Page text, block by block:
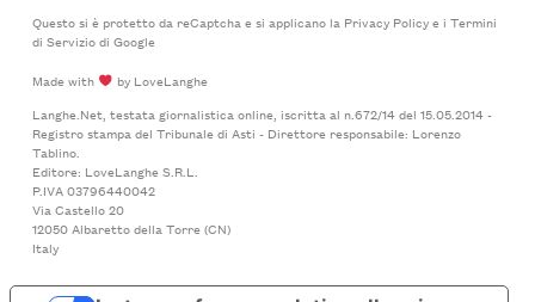
Questo si è protetto da reCaptcha e si applicano la Privacy Policye i Termini
di Serviziodi Google
Made with
by LoveLanghe
Langhe.Net, testata giornalistica online, iscritta al n.672/14 del 15.05.2014 -
Registro stampa del Tribunale di Asti - Direttore responsabile: Lorenzo
Tablino.
Editore: LoveLanghe S.R.L.
P.IVA 03796440042
Via Castello 20
12050 Albaretto della Torre (CN)
Italy